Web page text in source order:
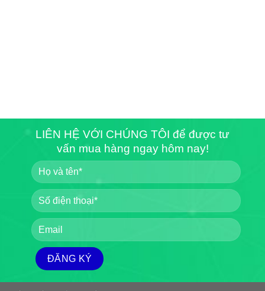
LIÊN HỆ VỚI CHÚNG TÔI để được tư
vấn mua hàng ngay hôm nay!